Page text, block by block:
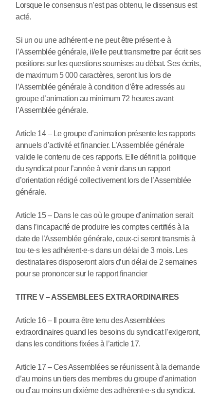
Lorsque le consensus n’est pas obtenu, le dissensus est
acté.
Si un ou une adhérent·e ne peut être présent·e à
l’Assemblée générale, il/elle peut transmettre par écrit ses
positions sur les questions soumises au débat. Ses écrits,
de maximum 5 000 caractères, seront lus lors de
l’Assemblée générale à condition d’être adressés au
groupe d’animation au minimum 72 heures avant
l’Assemblée générale.
Article 14 – Le groupe d’animation présente les rapports
annuels d’activité et financier. L’Assemblée générale
valide le contenu de ces rapports. Elle définit la politique
du syndicat pour l’année à venir dans un rapport
d’orientation rédigé collectivement lors de l’Assemblée
générale.
Article 15 – Dans le cas où le groupe d’animation serait
dans l’incapacité de produire les comptes certifiés à la
date de l’Assemblée générale, ceux-ci seront transmis à
tou·te·s les adhérent·e·s dans un délai de 3 mois. Les
destinataires disposeront alors d’un délai de 2 semaines
pour se prononcer sur le rapport financier
TITRE V – ASSEMBLEES EXTRAORDINAIRES
Article 16 – Il pourra être tenu des Assemblées
extraordinaires quand les besoins du syndicat l’exigeront,
dans les conditions fixées à l’article 17.
Article 17 – Ces Assemblées se réunissent à la demande
d’au moins un tiers des membres du groupe d’animation
ou d’au moins un dixième des adhérent·e·s du syndicat.